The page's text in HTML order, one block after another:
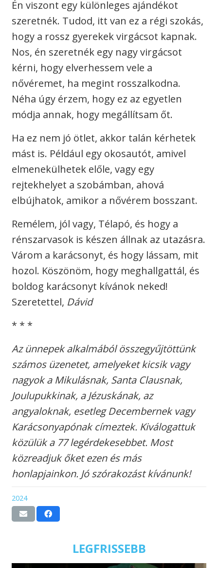
Én viszont egy különleges ajándékot
szeretnék. Tudod, itt van ez a régi szokás,
hogy a rossz gyerekek virgácsot kapnak.
Nos, én szeretnék egy nagy virgácsot
kérni, hogy elverhessem vele a
nővéremet, ha megint rosszalkodna.
Néha úgy érzem, hogy ez az egyetlen
módja annak, hogy megállítsam őt.
Ha ez nem jó ötlet, akkor talán kérhetek
mást is. Például egy okosautót, amivel
elmenekülhetek előle, vagy egy
rejtekhelyet a szobámban, ahová
elbújhatok, amikor a nővérem bosszant.
Remélem, jól vagy, Télapó, és hogy a
rénszarvasok is készen állnak az utazásra.
Várom a karácsonyt, és hogy lássam, mit
hozol. Köszönöm, hogy meghallgattál, és
boldog karácsonyt kívánok neked!
Szeretettel, Dávid
* * *
Az ünnepek alkalmából összegyűjtöttünk
számos üzenetet, amelyeket kicsik vagy
nagyok a Mikulásnak, Santa Clausnak,
Joulupukkinak, a Jézuskának, az
angyaloknak, esetleg Decembernek vagy
Karácsonyapónak címeztek. Kiválogattuk
közülük a 77 legérdekesebbet. Most
közreadjuk őket ezen és más
honlapjainkon. Jó szórakozást kívánunk!
2024
LEGFRISSEBB